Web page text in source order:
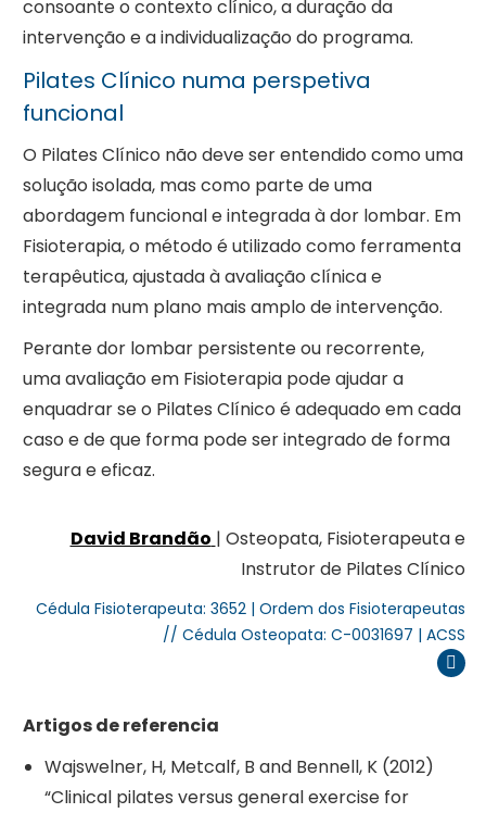
consoante o contexto clínico, a duração da
intervenção e a individualização do programa.
Pilates Clínico numa perspetiva
funcional
O Pilates Clínico não deve ser entendido como uma
solução isolada, mas como parte de uma
abordagem funcional e integrada à dor lombar. Em
Fisioterapia, o método é utilizado como ferramenta
terapêutica, ajustada à avaliação clínica e
integrada num plano mais amplo de intervenção.
Perante dor lombar persistente ou recorrente,
uma avaliação em Fisioterapia pode ajudar a
enquadrar se o Pilates Clínico é adequado em cada
caso e de que forma pode ser integrado de forma
segura e eficaz.
David Brandão | Osteopata, Fisioterapeuta e
Instrutor de Pilates Clínico
Cédula Fisioterapeuta: 3652 | Ordem dos Fisioterapeutas
// Cédula Osteopata: C-0031697 | ACSS
Artigos de referencia
Wajswelner, H, Metcalf, B and Bennell, K (2012)
“Clinical pilates versus general exercise for